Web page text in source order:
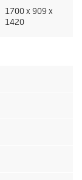
1700 x 909 x
1420